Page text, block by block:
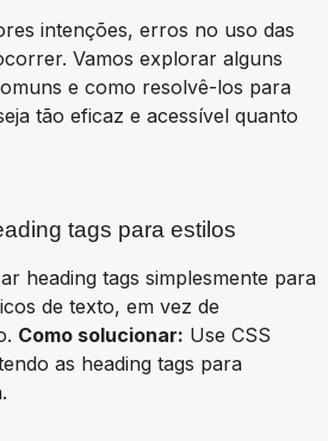
intenções, erros no uso das
Vamos explorar alguns
e como resolvê-los para
tão eficaz e acessível quanto
tags para estilos
heading tags simplesmente para
de texto, em vez de
Como solucionar: Use CSS
as heading tags para